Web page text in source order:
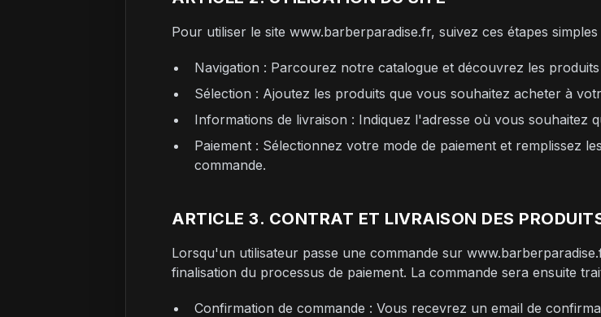
Pour utiliser le site www.barberparadise.fr, suivez ces étapes simples
Navigation : Parcourez notre catalogue et découvrez les
Sélection : Ajoutez les produits que vous souhaitez acheter à
Informations de livraison : Indiquez l'adresse où vous souhaitez
Paiement : Sélectionnez votre mode de paiement et remplissez
commande.
ARTICLE 3. CONTRAT ET LIVRAISON DES
Lorsqu'un utilisateur passe une commande sur
finalisation du processus de paiement. La commande sera ensuite
Confirmation de commande : Vous recevrez un email de